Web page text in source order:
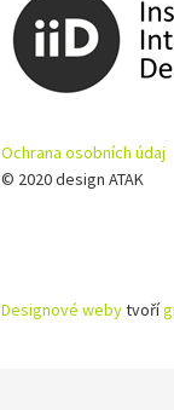
Ochrana osobních údaj
© 2020 design ATAK
Designové webytvoří